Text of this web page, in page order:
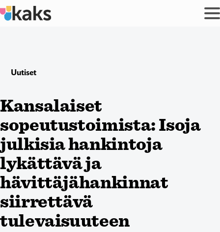
Siirry
sisältöön
Uutiset
Kansalaiset
sopeutustoimista: Isoja
julkisia hankintoja
lykättävä ja
hävittäjähankinnat
siirrettävä
tulevaisuuteen